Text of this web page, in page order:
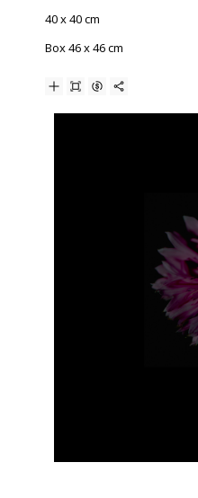
40 x 40 cm
Box 46 x 46 cm